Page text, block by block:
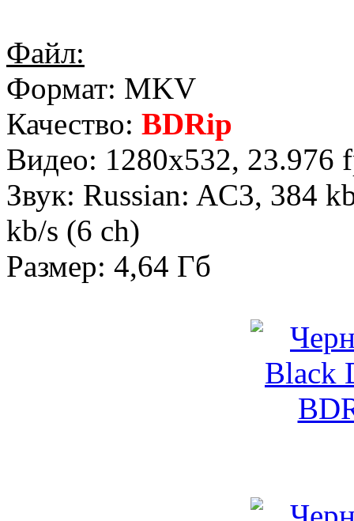
Файл:
Формат: MKV
Качество: BDRip
Видео: 1280x532, 23.976
Звук: Russian: AC3, 384
kb/s (6 ch)
Размер: 4,64 Гб